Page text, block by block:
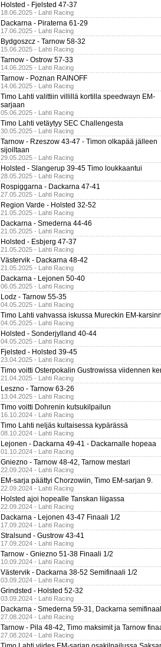
Holsted - Fjelsted 47-37
18.06.2025 - Lahti Racing
Dackarna - Piraterna 61-29
17.06.2025 - Lahti Racing
Bydgoszcz - Tarnow 58-32
15.06.2025 - Lahti Racing
Tarnow - Ostrow 57-33
14.06.2025 - Lahti Racing
Tarnow - Poznan RAINOFF
14.06.2025 - Lahti Racing
Timo Lahti valittiin villillä kortilla speedwayn EM-
sarjaan
05.06.2025 - Lahti Racing
Timo Lahti vetäytyy SEC Challengesta
30.05.2025 - Lahti Racing
Tarnow - Rzeszow 43-47 - Timon olkapää jälleen
sijoiltaan
29.05.2025 - Lahti Racing
Holsted - Slangerup 39-45 Timo loukkaantui
28.05.2025 - Lahti Racing
Rospiggarna - Dackarna 47-41
27.05.2025 - Lahti Racing
Region Varde - Holsted 32-52
21.05.2025 - Lahti Racing
Dackarna - Smederna 44-46
21.05.2025 - Lahti Racing
Holsted - Esbjerg 47-37
21.05.2025 - Lahti Racing
Västervik - Dackarna 48-42
21.05.2025 - Lahti Racing
Dackarna - Lejonen 50-40
06.05.2025 - Lahti Racing
Lodz - Tarnow 55-35
04.05.2025 - Lahti Racing
Timo Lahti vahvassa iskussa Mureckin EM-
04.05.2025 - Lahti Racing
Holsted - Sonderjylland 40-44
04.05.2025 - Lahti Racing
Fjelsted - Holsted 39-45
23.04.2025 - Lahti Racing
Timo voitti Osterpokalin Gustrowissa viidennen
21.04.2025 - Lahti Racing
Leszno - Tarnow 63-26
13.04.2025 - Lahti Racing
Timo voitti Dohrenin kutsukilpailun
16.10.2024 - Lahti Racing
Timo Lahti neljäs kultaisessa kypärässä
08.10.2024 - Lahti Racing
Lejonen - Dackarna 49-41 - Dackarnalle hopeaa
01.10.2024 - Lahti Racing
Gniezno - Tarnow 48-42, Tarnow mestari
22.09.2024 - Lahti Racing
EM-sarja päättyi Chorzowiin, Timo EM-sarjan 9.
22.09.2024 - Lahti Racing
Holsted ajoi hopealle Tanskan liigassa
22.09.2024 - Lahti Racing
Dackarna - Lejonen 43-47 Finaali 1/2
17.09.2024 - Lahti Racing
Stralsund - Gustrow 43-41
17.09.2024 - Lahti Racing
Tarnow - Gniezno 51-38 Finaali 1/2
10.09.2024 - Lahti Racing
Västervik - Dackarna 38-52 Semifinaali 1/2
03.09.2024 - Lahti Racing
Grindsted - Holsted 52-32
03.09.2024 - Lahti Racing
Dackarna - Smederna 59-31, Dackarna
27.08.2024 - Lahti Racing
Tarnow - Pila 48-42, Timo maksimit ja Tarnow
27.08.2024 - Lahti Racing